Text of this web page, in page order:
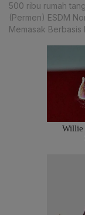
500 ribu rumah
(Permen) ESDM
Memasak Berbasis